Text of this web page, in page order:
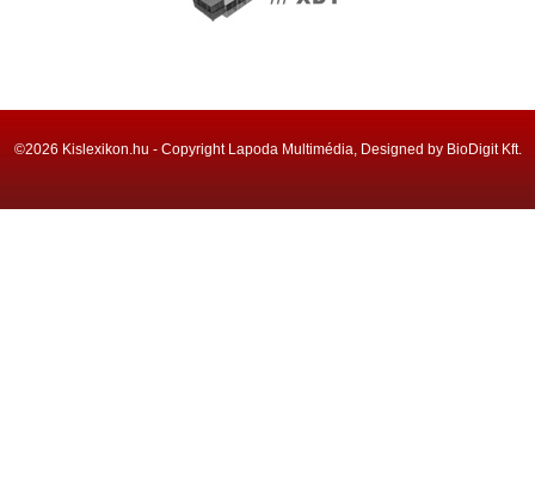
©2026 Kislexikon.hu - Copyright Lapoda Multimédia, Designed by BioDigit Kft.